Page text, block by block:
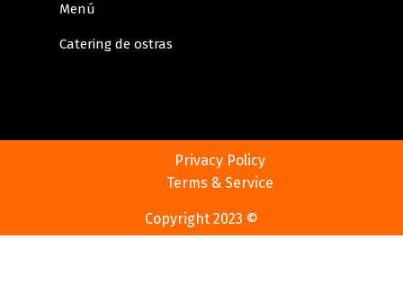
Menú
Catering de ostras
Privacy Policy
Terms & Service
Copyright 2023 ©